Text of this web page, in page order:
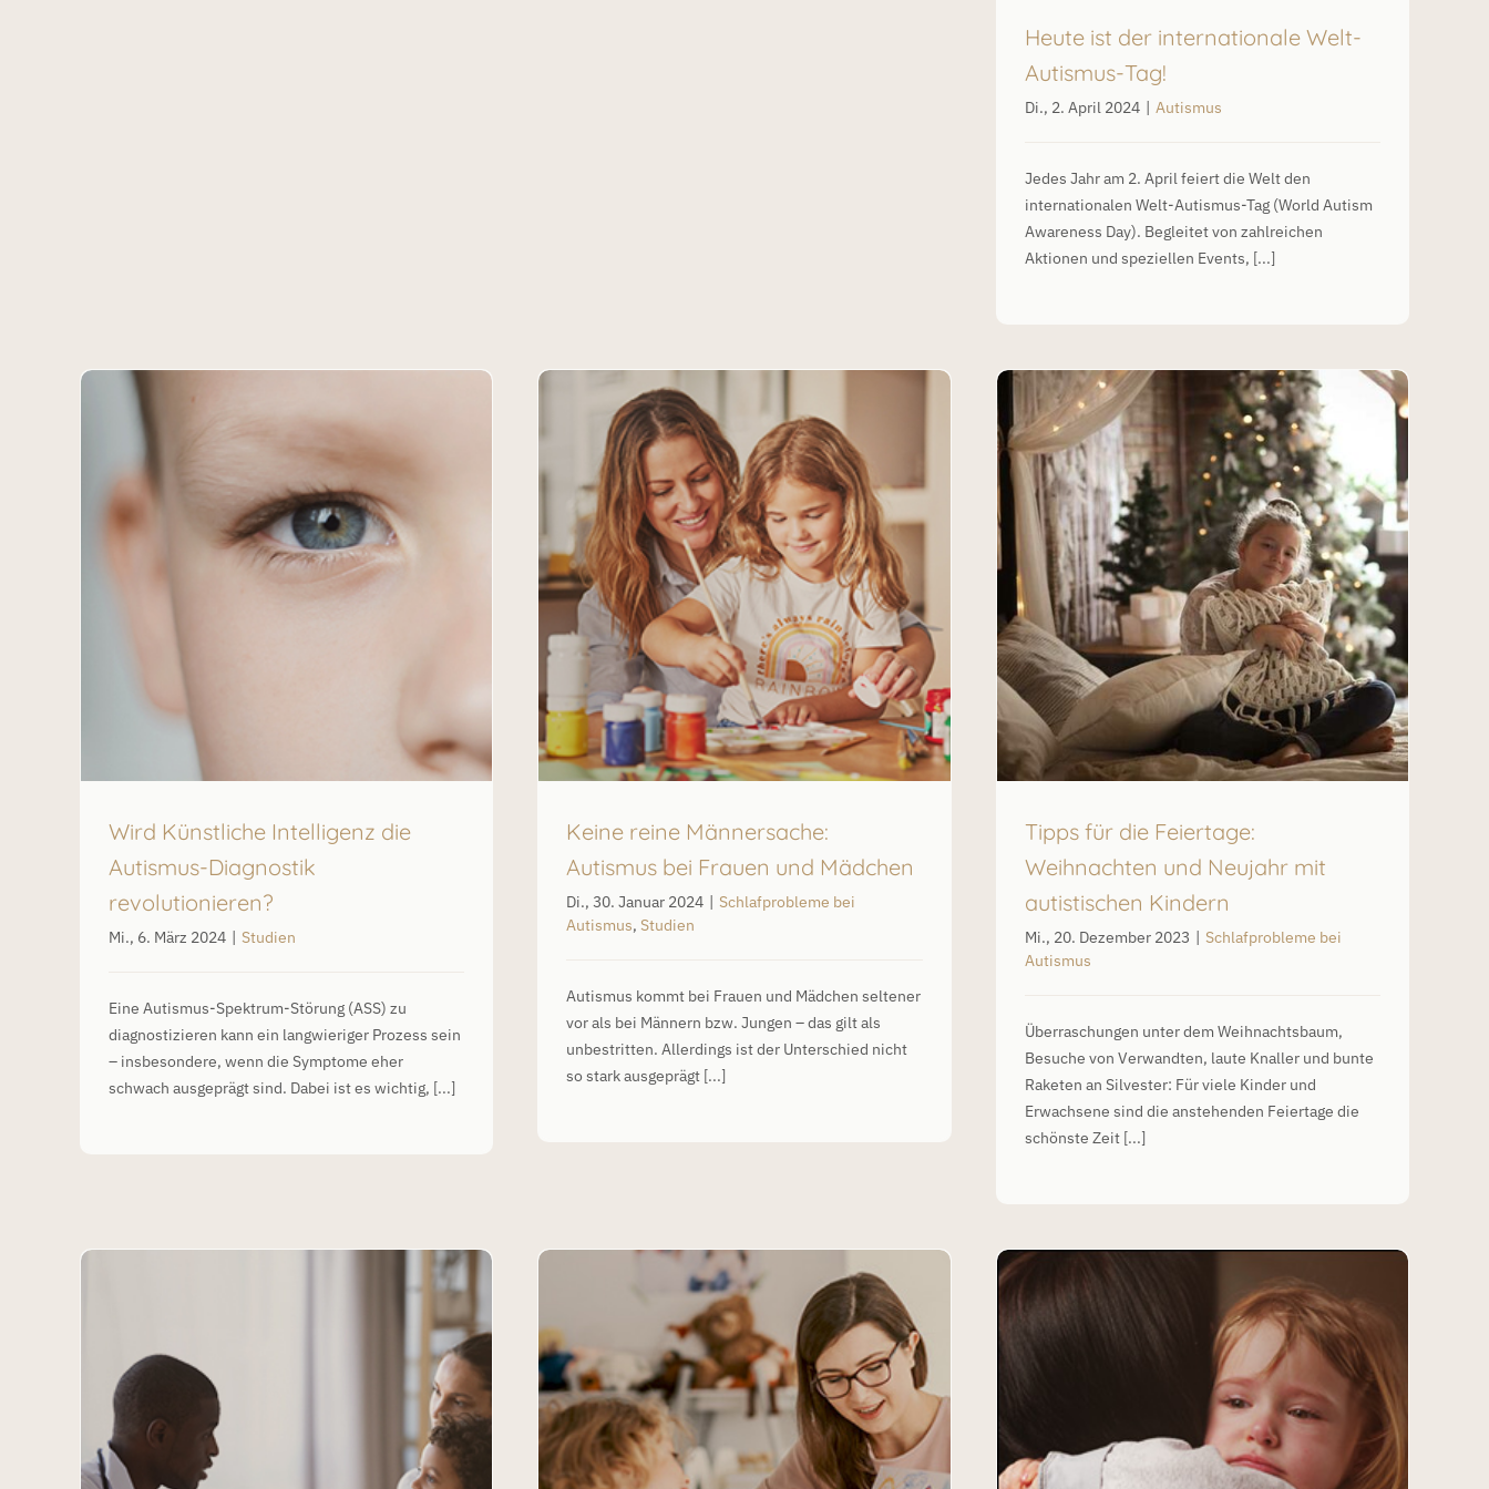
Heute ist der internationale Welt-
Autismus-Tag!
Di., 2. April 2024 | Autismus
Jedes Jahr am 2. April feiert die Welt den
internationalen Welt-Autismus-Tag (World Autism
Awareness Day). Begleitet von zahlreichen
Aktionen und speziellen Events, [...]
Wird Künstliche Intelligenz die
Autismus-Diagnostik
revolutionieren?
Mi., 6. März 2024 | Studien
Eine Autismus-Spektrum-Störung (ASS) zu
diagnostizieren kann ein langwieriger Prozess sein
– insbesondere, wenn die Symptome eher
schwach ausgeprägt sind. Dabei ist es wichtig, [...]
Keine reine Männersache: Autismus bei Frauen
und Mädchen
Schlafprobleme bei Autismus
Keine reine Männersache:
Autismus bei Frauen und Mädchen
Di., 30. Januar 2024 | Schlafprobleme bei
Autismus, Studien
Autismus kommt bei Frauen und Mädchen seltener
vor als bei Männern bzw. Jungen – das gilt als
unbestritten. Allerdings ist der Unterschied nicht
so stark ausgeprägt [...]
Tipps für die Feiertage: Weihnachten und Neujahr
mit autistischen Kindern
Schlafprobleme bei Autismus
Tipps für die Feiertage:
Weihnachten und Neujahr mit
autistischen Kindern
Mi., 20. Dezember 2023 | Schlafprobleme bei
Autismus
Überraschungen unter dem Weihnachtsbaum,
Besuche von Verwandten, laute Knaller und bunte
Raketen an Silvester: Für viele Kinder und
Erwachsene sind die anstehenden Feiertage die
schönste Zeit [...]
Warum gibt es immer mehr Autismus-
Wie hängen Schlafprobleme und exekutive
Funktionen bei Autismus zusammen?
Schlafprobleme bei Autismus Studien